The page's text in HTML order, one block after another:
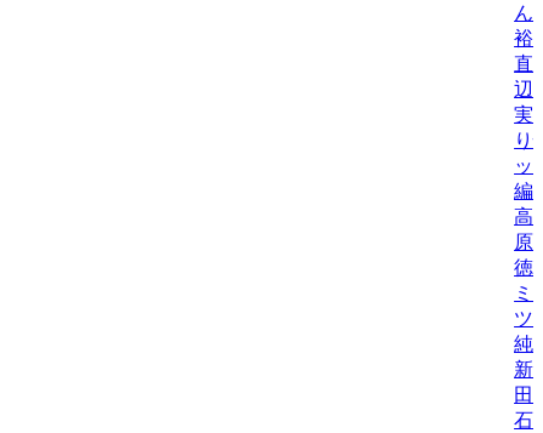
ん
裕/
直
辺
実/
り
ッ
編
高
原
徳/
ミ
ツ
純/
新
田
石